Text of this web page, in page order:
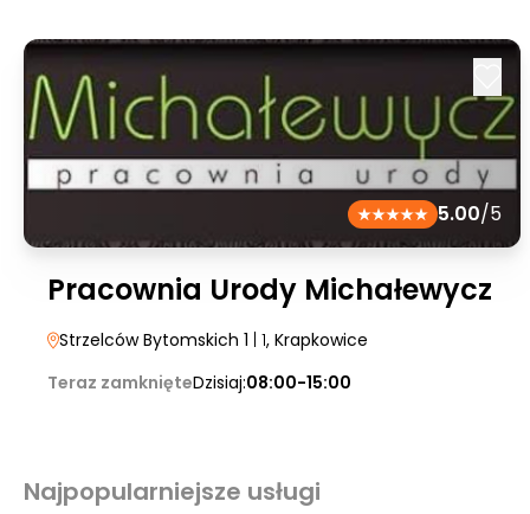
5.00/5
Pracownia Urody Michałewycz
Strzelców Bytomskich 1 | 1, Krapkowice
Teraz zamknięteDzisiaj:08:00-15:00
Najpopularniejsze usługi